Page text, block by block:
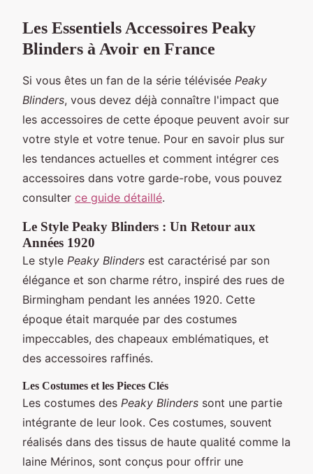
Les Essentiels Accessoires Peaky
Blinders à Avoir en France
Si vous êtes un fan de la série télévisée Peaky
Blinders, vous devez déjà connaître l'impact que
les accessoires de cette époque peuvent avoir sur
votre style et votre tenue. Pour en savoir plus sur
les tendances actuelles et comment intégrer ces
accessoires dans votre garde-robe, vous pouvez
consulter ce guide détaillé.
Le Style Peaky Blinders : Un Retour aux
Années 1920
Le style Peaky Blinders est caractérisé par son
élégance et son charme rétro, inspiré des rues de
Birmingham pendant les années 1920. Cette
époque était marquée par des costumes
impeccables, des chapeaux emblématiques, et
des accessoires raffinés.
Les Costumes et les Pieces Clés
Les costumes des Peaky Blinders sont une partie
intégrante de leur look. Ces costumes, souvent
réalisés dans des tissus de haute qualité comme la
laine Mérinos, sont conçus pour offrir une